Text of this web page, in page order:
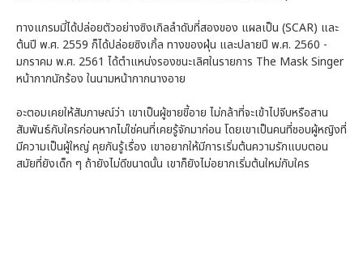
ทางแกรมมี่ได้ปล่อยตัวอย่างซิงเกิลลำดับที่สองของ แผลเป็น (SCAR) และ
ต้นปี พ.ศ. 2559 ก็ได้ปล่อยซิงเกิ้ล ทางของฝุ่น และปลายปี พ.ศ. 2560 -
มกราคม พ.ศ. 2561 ได้ตำแหน่งรองชนะเลิศในรายการ The Mask Singer
หน้ากากนักร้อง ในนามหน้ากากนางอาย
อะตอมเคยให้สัมภาษณ์ว่า เขาเป็นผู้ชายขี้อาย ไม่กล้าที่จะเข้าไปจีบหรือสาน
สัมพันธ์กับใครก่อนหากไม่ใช่คนที่เคยรู้จักมาก่อน โดยเขาเป็นคนที่ชอบผู้หญิงที่
มีความเป็นผู้ใหญ่ คุยกันรู้เรื่อง เขาอยากให้มีการเริ่มต้นความรักแบบตอน
สมัยที่ยังเด็ก ๆ ถ้ายังไม่ดีขนาดนั้น เขาก็ยังไม่อยากเริ่มต้นใหม่กับใคร